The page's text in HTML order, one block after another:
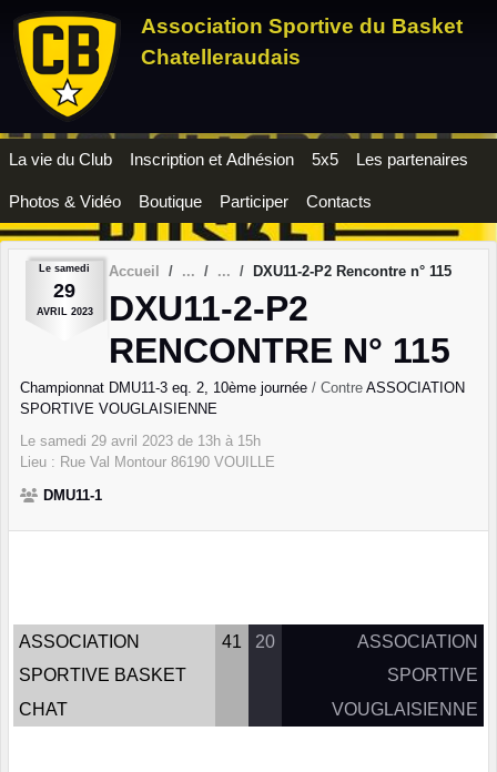
Association Sportive du Basket
Chatelleraudais
La vie du Club Inscription et Adhésion 5x5 Les partenaires
Photos & Vidéo Boutique Participer Contacts
Le samedi
29
AVRIL 2023
Accueil DXU11-2-P2 Rencontre n° 115
DXU11-2-P2
RENCONTRE N° 115
Championnat DMU11-3 eq. 2, 10ème journée / Contre ASSOCIATION
SPORTIVE VOUGLAISIENNE
Le samedi 29 avril 2023 de 13h à 15h
Lieu : Rue Val Montour 86190 VOUILLE
DMU11-1
ASSOCIATION
SPORTIVE BASKET
CHAT
41 20
ASSOCIATION
SPORTIVE
VOUGLAISIENNE
Panneau de gestion des cookies